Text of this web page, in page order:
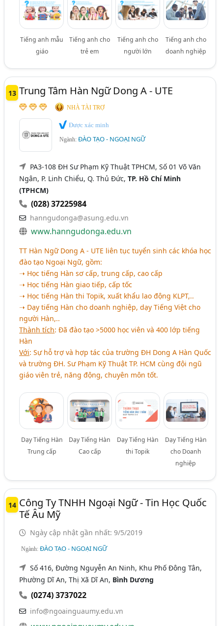
Tiếng anh mẫu
giáo
Tiếng anh cho
trẻ em
Tiếng anh cho
người lớn
Tiếng anh cho
doanh nghiệp
13 Trung Tâm Hàn Ngữ Dong A - UTE
NHÀ TÀI TRỢ
Được xác minh
Ngành:ĐÀO TẠO - NGOẠI NGỮ
PA3-108 ĐH Sư Phạm Kỹ Thuật TPHCM, Số 01 Võ Văn
Ngân, P. Linh Chiểu, Q. Thủ Đức,TP. Hồ Chí Minh
(TPHCM)
(028) 37225984
hanngudonga@asung.edu.vn
www.hanngudonga.edu.vn
TT Hàn Ngữ Dong A - UTE liên tục tuyển sinh các khóa học
đào tạo Ngoại Ngữ, gồm:
➝ Học tiếng Hàn sơ cấp, trung cấp, cao cấp
➝ Học tiếng Hàn giao tiếp, cấp tốc
➝ Học tiếng Hàn thi Topik, xuất khẩu lao động KLPT,..
➝ Dạy tiếng Hàn cho doanh nghiệp, dạy Tiếng Việt cho
người Hàn,..
Thành tích: Đã đào tạo >5000 học viên và 400 lớp tiếng
Hàn
Với: Sự hỗ trợ và hợp tác của trường ĐH Dong A Hàn Quốc
và trường ĐH. Sư Phạm Kỹ Thuật TP. HCM cùng đội ngũ
giáo viên trẻ, năng động, chuyên môn tốt.
Dạy Tiếng Hàn
Trung cấp
Dạy Tiếng Hàn
Cao cấp
Dạy Tiếng Hàn
thi Topik
Dạy Tiếng Hàn
cho Doanh
nghiệp
14 Công Ty TNHH Ngoại Ngữ - Tin Học Quốc
Tế Âu Mỹ
Ngày cập nhật gần nhất: 9/5/2019
Ngành:ĐÀO TẠO - NGOẠI NGỮ
Số 416, Đường Nguyễn An Ninh, Khu Phố Đông Tân,
Phường Dĩ An, Thị Xã Dĩ An, Bình Dương
(0274) 3737022
info@ngoainguaumy.edu.vn